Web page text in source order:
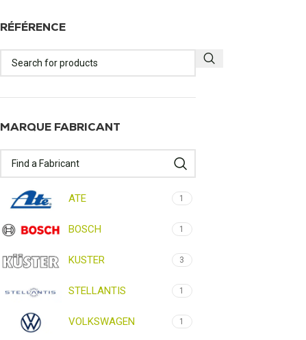
RÉFÉRENCE
MARQUE FABRICANT
ATE 1
BOSCH 1
KUSTER 3
STELLANTIS 1
VOLKSWAGEN 1